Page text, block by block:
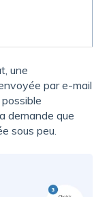
une
par e-mail
demande que
sous peu.